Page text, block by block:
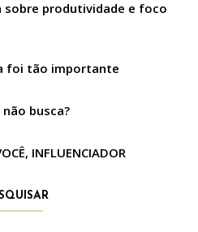
produtividade e foco
foi tão importante
busca?
INFLUENCIADOR